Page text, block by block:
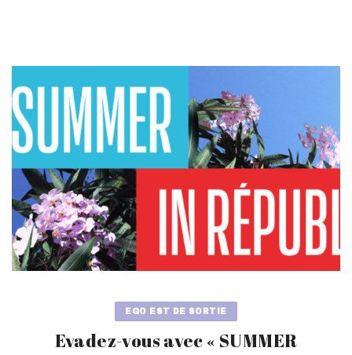
EGO EST DE SORTIE
Evadez-vous avec « SUMMER